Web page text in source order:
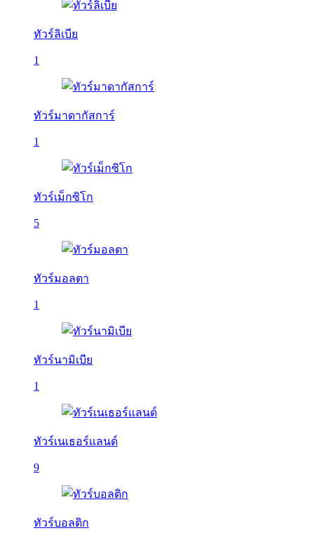
ทัวร์ลิเบีย
1
ทัวร์มาดากัสการ์
1
ทัวร์เม็กซิโก
5
ทัวร์มอลตา
1
ทัวร์นามิเบีย
1
ทัวร์เนเธอร์แลนด์
9
ทัวร์บอลติก